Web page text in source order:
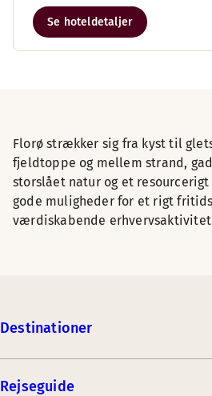
Se hoteldetaljer
Florø strækker sig fra kyst til
fjeldtoppe og mellem strand,
storslået natur og et
gode muligheder for et rigt
værdiskabende
Destinationer
Rejseguide